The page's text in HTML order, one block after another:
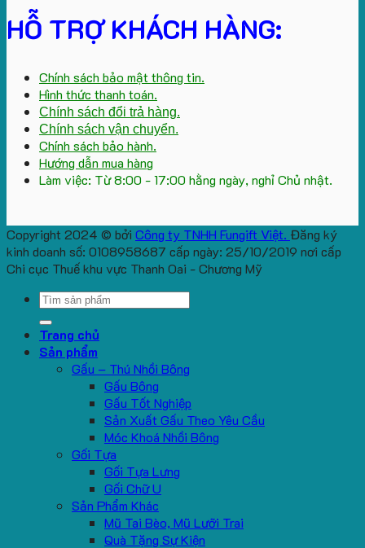
HỖ TRỢ KHÁCH HÀNG:
Chính sách bảo mật thông tin.
Hình thức thanh toán.
Chính sách đổi trả hàng.
Chính sách vận chuyển.
Chính sách bảo hành.
Hướng dẫn mua hàng
Làm việc: Từ 8:00 - 17:00 hằng ngày, nghỉ Chủ nhật.
Copyright 2024 © bởi Công ty TNHH Fungift Việt. Đăng ký
kinh doanh số: 0108958687 cấp ngày: 25/10/2019 nơi cấp
Chi cục Thuế khu vực Thanh Oai - Chương Mỹ
Search
for:
Trang chủ
Sản phẩm
Gấu – Thú Nhồi Bông
Gấu Bông
Gấu Tốt Nghiệp
Sản Xuất Gấu Theo Yêu Cầu
Móc Khoá Nhồi Bông
Gối Tựa
Gối Tựa Lưng
Gối Chữ U
Sản Phẩm Khác
Mũ Tai Bèo, Mũ Lưỡi Trai
Quà Tặng Sự Kiện